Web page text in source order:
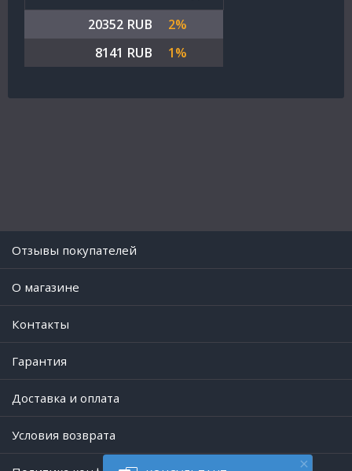
20352 RUB
2%
8141 RUB
1%
Отзывы покупателей
O магазине
Контакты
Гарантия
Доставка и оплата
Условия возврата